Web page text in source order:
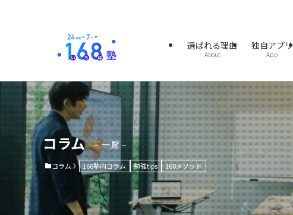
選ばれる理由
About
独自アプリ
App
コラム – 一覧 –
コラム 168塾内コラム 勉強tips 168メソッド